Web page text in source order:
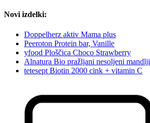
Novi izdelki:
Doppelherz aktiv Mama plus
Peeroton Protein bar, Vanille
yfood Ploščica Choco Strawberry
Alnatura Bio pražljani nesoljeni mandlji
tetesept Biotin 2000 cink + vitamin C